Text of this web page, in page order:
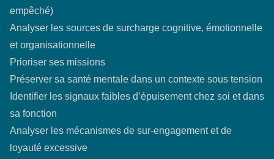
empêché)
Analyser les sources de surcharge cognitive, émotionnelle
et organisationnelle
Prioriser ses missions
Préserver sa santé mentale dans un contexte sous tension
Identifier les signaux faibles d’épuisement chez soi et dans
sa fonction
Analyser les mécanismes de sur-engagement et de
loyauté excessive